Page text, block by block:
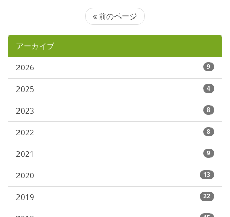
« 前のページ
アーカイブ
2026 9
2025 4
2023 8
2022 8
2021 9
2020 13
2019 22